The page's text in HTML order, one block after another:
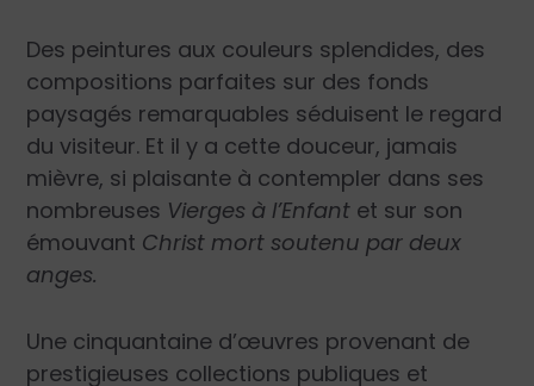
Des peintures aux couleurs splendides, des
compositions parfaites sur des fonds
paysagés remarquables séduisent le regard
du visiteur. Et il y a cette douceur, jamais
mièvre, si plaisante à contempler dans ses
nombreuses Vierges à l’Enfant et sur son
émouvant Christ mort soutenu par deux
anges.
Une cinquantaine d’œuvres provenant de
prestigieuses collections publiques et